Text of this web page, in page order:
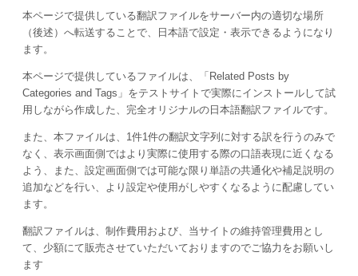
本ページで提供している翻訳ファイルをサーバー内の適切な場所
（後述）へ転送することで、日本語で設定・表示できるようになり
ます。
本ページで提供しているファイルは、「 Related Posts by
Categories and Tags 」をテストサイトで実際にインストールして試
用しながら作成した、完全オリジナルの日本語翻訳ファイルです。
また、本ファイルは、1件1件の翻訳文字列に対する訳を行うのみで
なく、表示画面側ではより実際に使用する際の口語表現に近くなる
よう、また、設定画面側では可能な限り単語の共通化や補足説明の
追加などを行い、より設定や使用がしやすくなるように配慮してい
ます。
翻訳ファイルは、制作費用および、当サイトの維持管理費用とし
て、少額にて販売させていただいておりますのでご協力をお願いし
ます